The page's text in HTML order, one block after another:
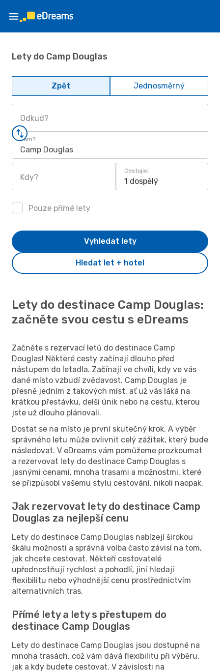
Lety do Camp Douglas
Zpět Jednosměrný
Odkud?
Kam?
Camp Douglas
Kdy?
Cestující
1 dospělý
Pouze přímé lety
Hledat let + hotel
Vyhledat lety
Lety do destinace Camp Douglas:
začněte svou cestu s eDreams
Začněte s rezervací letů do destinace Camp
Douglas! Některé cesty začínají dlouho před
nástupem do letadla. Začínají ve chvíli, kdy ve vás
dané místo vzbudí zvědavost. Camp Douglas je
přesně jedním z takových míst, ať už vás láká na
krátkou přestávku, delší únik nebo na cestu, kterou
jste už dlouho plánovali.
Dostat se na místo je první skutečný krok. A výběr
správného letu může ovlivnit celý zážitek, který bude
následovat. V eDreams vám pomůžeme prozkoumat
a rezervovat lety do destinace Camp Douglas s
jasnými cenami, mnoha trasami a možnostmi, které
se přizpůsobí vašemu stylu cestování, nikoli naopak.
Jak rezervovat lety do destinace Camp
Douglas za nejlepší cenu
Lety do destinace Camp Douglas nabízejí širokou
škálu možností a správná volba často závisí na tom,
jak chcete cestovat. Někteří cestovatelé
upřednostňují rychlost a pohodlí, jiní hledají
flexibilitu nebo výhodnější cenu prostřednictvím
alternativních tras.
Přímé lety a lety s přestupem do
destinace Camp Douglas
Lety do destinace Camp Douglas jsou dostupné na
mnoha trasách, což vám dává flexibilitu při výběru,
jak a kdy budete cestovat. V závislosti na